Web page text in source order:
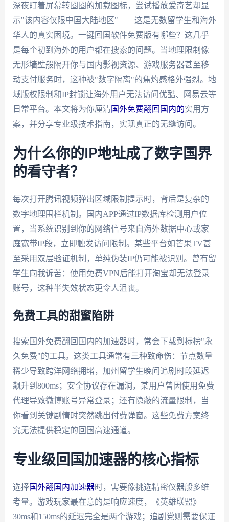
深夜盯着屏幕转圈圈的加载图标，尝试播放爱奇艺却显
示"该内容仅限中国大陆地区"——这是无数留学生和海外
华人的真实困境。一键回国软件免费版有哪些？这几乎
是每个初到海外的用户都在搜索的问题。当地理限制像
无形墙壁般隔开你与国内影视资源、游戏服务器甚至移
动支付服务时，这种被"数字隔离"的焦灼感格外强烈。地
域版权限制和IP封锁让海外用户无法访问优酷、网易云等
日常平台。本文将为你厘清国外免费翻回国内的实用方
案，并分享专业级技术指南，实现真正的无缝访问。
为什么你的IP地址成了数字国界
的看守者？
每次打开腾讯视频弹出区域限制提示时，背后是复杂的
数字地理围栏机制。国内APP通过IP数据库检测用户位
置，当系统识别到你的网络信号来自海外数据中心或家
庭宽带IP段，立即触发访问限制。某些平台如芒果TV甚
至采用双层验证机制，单纯伪装IP仍可能被识别。曾有留
学生向我诉苦：使用免费VPN后能打开淘宝却无法登录
账号，这种半失效状态更令人沮丧。
免费工具的甜蜜陷阱
搜索国外免费翻回国内的加速器时，常会下载到标榜"永
久免费"的工具。这类工具通常有三种致命伤：节点数量
稀少导致跨洋网络拥堵，加州留学生晚间追剧时段延迟
飙升到800ms；安全协议存在漏洞，某用户曾因使用免费
代理导致微博账号异常登录；还有隐蔽的流量限制，当
你看到关键剧情时突然跳出付费弹窗。这些免费方案终
究无法提供稳定的回国高速通道。
专业级回国加速器的核心指标
选择国外翻国内加速器时，需要像挑选精密仪器般多维
考量。游戏玩家最在意的是响应速度，《英雄联盟》
30ms和150ms的延迟完全是两个游戏；追剧党则需要保证